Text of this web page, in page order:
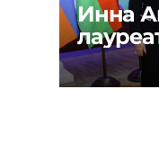
Инна
моды»